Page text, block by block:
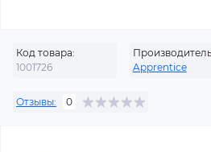
Код товара:
1001726
Apprentice
Отзывы: 0